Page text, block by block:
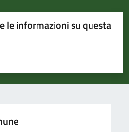
le informazioni su questa
stelle su 5
su 5
5